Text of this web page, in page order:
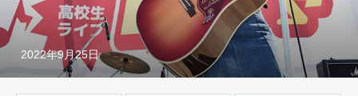
2022年9月25日